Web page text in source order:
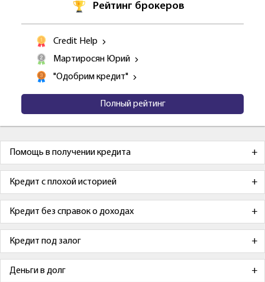
Рейтинг брокеров
Credit Help
Мартиросян Юрий
"Одобрим кредит"
Полный рейтинг
Помощь в получении кредита
Кредит с плохой историей
Кредит без справок о доходах
Кредит под залог
Деньги в долг